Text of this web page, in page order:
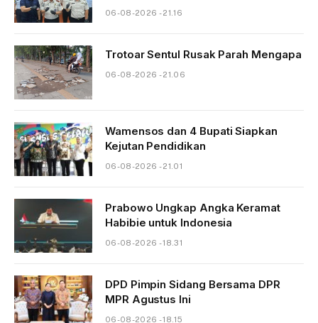
06-08-2026 - 21.16
Trotoar Sentul Rusak Parah Mengapa
06-08-2026 - 21.06
Wamensos dan 4 Bupati Siapkan
Kejutan Pendidikan
06-08-2026 - 21.01
Prabowo Ungkap Angka Keramat
Habibie untuk Indonesia
06-08-2026 - 18.31
DPD Pimpin Sidang Bersama DPR
MPR Agustus Ini
06-08-2026 - 18.15